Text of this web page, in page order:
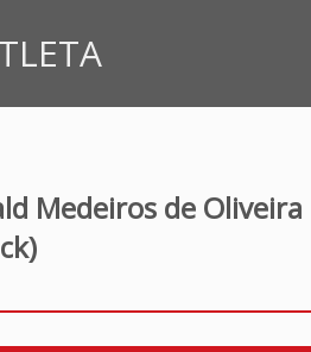
Medeiros de Oliveira